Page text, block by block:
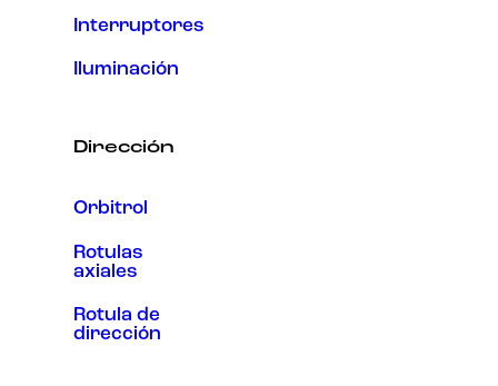
Interruptores
Iluminación
Dirección
Orbitrol
Rotulas
axiales
Rotula de
dirección